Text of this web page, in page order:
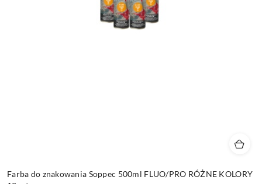
Farba do znakowania Soppec 500ml FLUO/PRO RÓŻNE KOLORY